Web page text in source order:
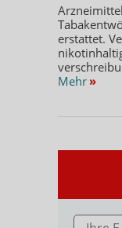
erstattet.
Mehr »
E-MAIL